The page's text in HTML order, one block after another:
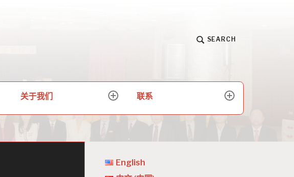
SEARCH
关于我们
expand
menu
联系
expand
menu
English